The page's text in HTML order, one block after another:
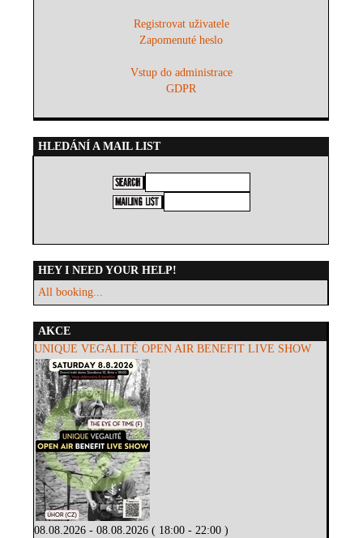
Registrovat uživatele
Zapomenuté heslo
Vstup do administrace
GDPR
HLEDÁNÍ A MAIL LIST
HEY I NEED YOUR HELP!
All booking...
AKCE
UNIQUE VEGALITÉ OPEN AIR BENEFIT LIVE SHOW
08.08.2026 - 08.08.2026 ( 18:00 - 22:00 )